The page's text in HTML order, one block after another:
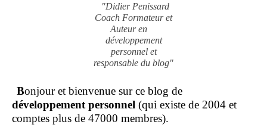
"Didier Penissard
Coach Formateur et
Auteur en
développement
personnel et
responsable du blog"
Bonjour et bienvenue sur ce blog de
développement personnel (qui existe de 2004 et
comptes plus de 47000 membres).